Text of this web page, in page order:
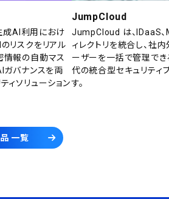
AI利用におけ
リスクをリアル
情報の自動マス
ガバナンスを両
ィソリューション
JumpCloud
JumpCloud は、IDaaS、
ィレクトリを統合し、社
ーザーを一括で管理でき
代の統合型セキュリティ
す。
一覧